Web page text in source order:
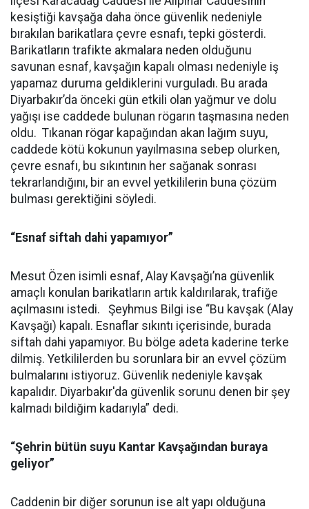
kesiştiği kavşağa daha önce güvenlik nedeniyle
bırakılan barikatlara çevre esnafı, tepki gösterdi.
Barikatların trafikte akmalara neden olduğunu
savunan esnaf, kavşağın kapalı olması nedeniyle iş
yapamaz duruma geldiklerini vurguladı. Bu arada
Diyarbakır’da önceki gün etkili olan yağmur ve dolu
yağışı ise caddede bulunan rögarın taşmasına neden
oldu. Tıkanan rögar kapağından akan lağım suyu,
caddede kötü kokunun yayılmasına sebep olurken,
çevre esnafı, bu sıkıntının her sağanak sonrası
tekrarlandığını, bir an evvel yetkililerin buna çözüm
bulması gerektiğini söyledi.
“Esnaf siftah dahi yapamıyor”
Mesut Özen isimli esnaf, Alay Kavşağı’na güvenlik
amaçlı konulan barikatların artık kaldırılarak, trafiğe
açılmasını istedi. Şeyhmus Bilgi ise “Bu kavşak (Alay
Kavşağı) kapalı. Esnaflar sıkıntı içerisinde, burada
siftah dahi yapamıyor. Bu bölge adeta kaderine terke
dilmiş. Yetkililerden bu sorunlara bir an evvel çözüm
bulmalarını istiyoruz. Güvenlik nedeniyle kavşak
kapalıdır. Diyarbakır'da güvenlik sorunu denen bir şey
kalmadı bildiğim kadarıyla” dedi.
“Şehrin bütün suyu Kantar Kavşağından buraya
geliyor”
Caddenin bir diğer sorunun ise alt yapı olduğuna